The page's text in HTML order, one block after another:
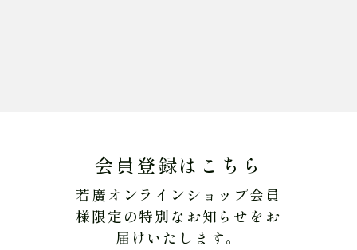
会員登録はこちら
若廣オンラインショップ会員
様限定の特別なお知らせをお
届けいたします。